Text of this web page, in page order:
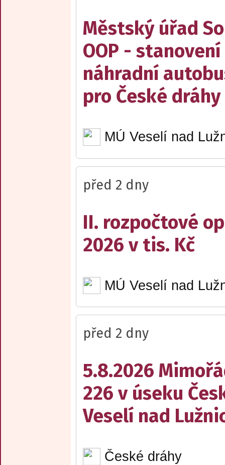
Městský úřad
OOP -
náhradní
pro České dráhy
MÚ Veselí nad
před 2 dny
II. rozpočtové
2026 v tis. Kč
MÚ Veselí nad
před 2 dny
5.8.2026
226 v úseku
Veselí nad
České dráhy